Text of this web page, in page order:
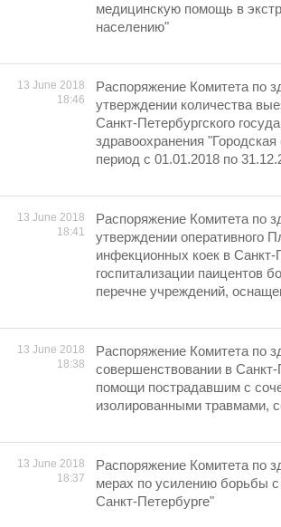
медицинскую помощь в
населению"
13 June 2018
18:46
Распоряжение Комитета по
утверждении количества
Санкт-Петербургского
здравоохранения
период с 01.01.2018 по
13 June 2018
18:41
Распоряжение Комитета по
утверждении оперативного
инфекционных коек в Санкт-
госпитализации паицентов
перечне учреждений,
13 June 2018
18:38
Распоряжение Комитета по
совершенствовании в
помощи пострадавшим с
изолированными травмами,
13 June 2018
18:37
Распоряжение Комитета по
мерах по усилению борьбы
Санкт-Петербурге"